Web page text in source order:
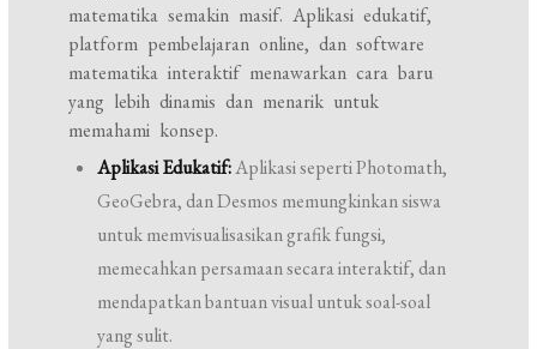
matematika semakin masif. Aplikasi edukatif,
platform pembelajaran online, dan software
matematika interaktif menawarkan cara baru
yang lebih dinamis dan menarik untuk
memahami konsep.
Aplikasi Edukatif:Aplikasi seperti Photomath,
GeoGebra, dan Desmos memungkinkan siswa
untuk memvisualisasikan grafik fungsi,
memecahkan persamaan secara interaktif, dan
mendapatkan bantuan visual untuk soal-soal
yang sulit.